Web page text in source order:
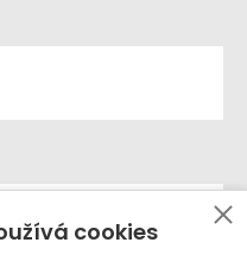
cookies